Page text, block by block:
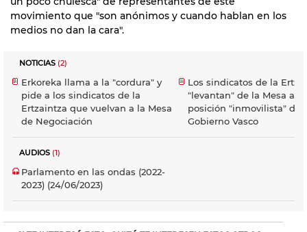
movimiento que "son anónimos y cuando hablan en los
medios no dan la cara".
NOTICIAS (2)
Erkoreka llama a la "cordura" y
pide a los sindicatos de la
Ertzaintza que vuelvan a la Mesa
de Negociación
Los sindicatos de la
"levantan" de la Mesa
posición "inmovilista" del
Gobierno Vasco
AUDIOS (1)
Parlamento en las ondas (2022-
2023) (24/06/2023)